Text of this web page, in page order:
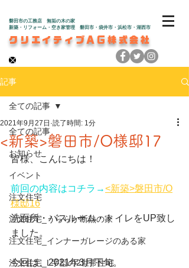
クリエイティブAG株式会社
磐田市の工務店 無垢の木の家
新築・リフォーム・空き家管理 磐田市・袋井市・浜松市・湖西市
記事
全ての記事
お知らせ
イベント
注文住宅
注文住宅_うららか断熱の家
注文住宅_インナーガレージのある家
注文住宅_L字型の2世帯住宅
全ての記事
<新築>磐田市/O様邸17
2021年9月27日 読了時間: 1分
皆様、こんにちは！
前回の内容はコチラ→<新築>磐田市/O
様邸16
洗面所・バスルーム・トイレをUP致し
ました。
今回は、2021年3月下旬。